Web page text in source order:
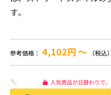
す。
参考価格： 4,102円〜 （税込）
人気商品が日替わりで